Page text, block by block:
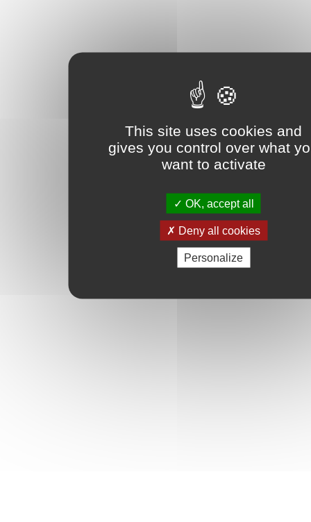
This site uses cookies and
gives you control over what
want to activate
OK, accept all
Deny all cookies
Personalize